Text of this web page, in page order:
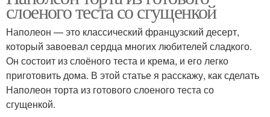
слоеного теста со сгущенкой
Наполеон — это классический французский десерт,
который завоевал сердца многих любителей сладкого.
Он состоит из слоёного теста и крема, и его легко
приготовить дома. В этой статье я расскажу, как сделать
Наполеон торта из готового слоеного теста со
сгущенкой.